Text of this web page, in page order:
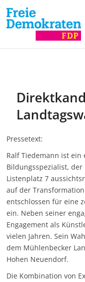
Skip
content
Pressetext:
Ralf Tiedemann ist
Bildungsspezialist,
Listenplatz 7
auf der
entschlossen für eine
ein. Neben seiner
Engagement als
vielen Jahren. Sein
dem Mühlenbecker
Hohen Neuendorf.
Die Kombination von